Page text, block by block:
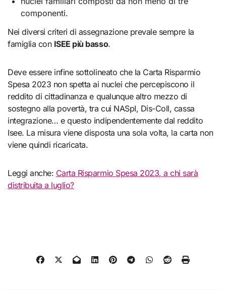
componenti.
Nei diversi criteri di assegnazione prevale sempre la
famiglia con ISEE più basso.
Deve essere infine sottolineato che la Carta Risparmio
Spesa 2023 non spetta ai nuclei che percepiscono il
reddito di cittadinanza e qualunque altro mezzo di
sostegno alla povertà, tra cui NASpI, Dis-Coll, cassa
integrazione… e questo indipendentemente dal reddito
Isee. La misura viene disposta una sola volta, la carta non
viene quindi ricaricata.
Leggi anche: Carta Risparmio Spesa 2023, a chi sarà
distribuita a luglio?